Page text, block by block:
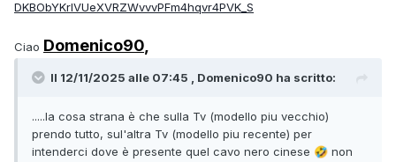
DKBObYKrlVUeXVRZWvvvPFm4hqvr4PVK_S
Ciao Domenico90
Il 12/11/2025 alle 07:45 , Domenico90 ha scritto:
.....la cosa strana è che sulla Tv (modello piu vecchio)
prendo tutto, sul'altra Tv (modello piu recente) per
intenderci dove è presente quel cavo nero cinese 🤣 non